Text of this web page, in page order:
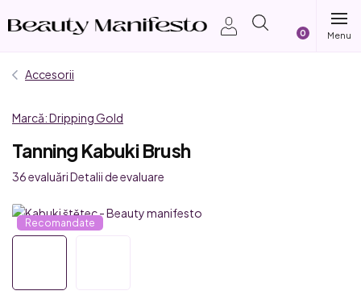
Accesorii
Marcă:Dripping Gold
Tanning Kabuki Brush
Evaluarea
a
produsului
din
36 evaluăriDetalii de evaluare
Recomandate